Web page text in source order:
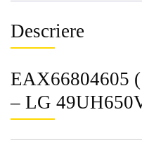
Descriere
EAX66804605
– LG